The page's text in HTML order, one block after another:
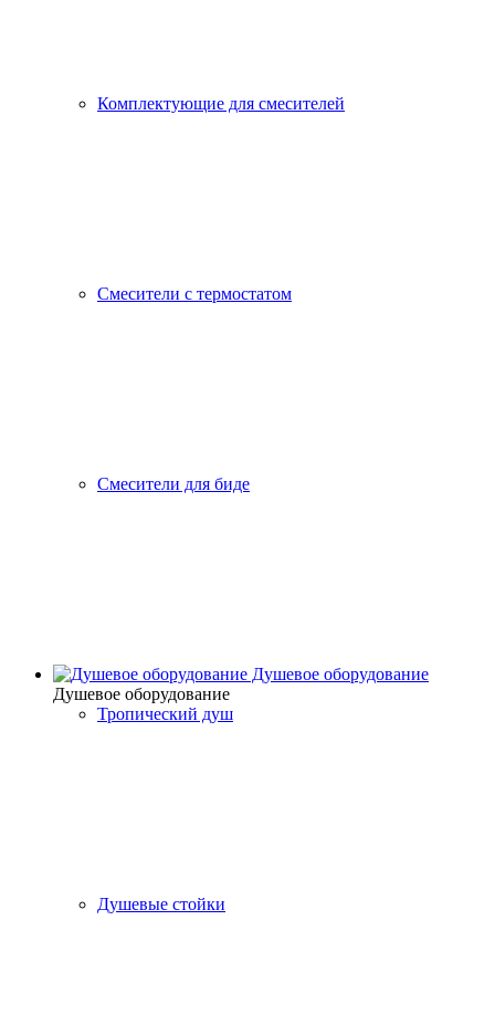
Комплектующие для смесителей
Смесители с термостатом
Смесители для биде
Душевое оборудование
Душевое оборудование
Тропический душ
Душевые стойки